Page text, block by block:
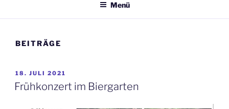
Menü
BEITRÄGE
VERÖFFENTLICHT
AM
18. JULI 2021
Frühkonzert im Biergarten